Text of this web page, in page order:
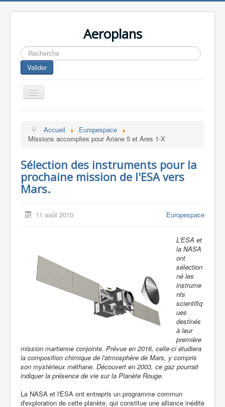
Aeroplans
Rechercher
Valider
Toggle
Navigation
Aviation Commerciale
Aviation Militaire
Europespace
Accueil
Europespace
Missions accomplies pour Ariane 5 et Ares 1-X
Sélection des instruments pour la
prochaine mission de l'ESA vers
Mars.
11 août 2010 Europespace
L'ESA et
la NASA
ont
sélection
né les
instrume
nts
scientifiq
ues
destinés
à leur
première
mission martienne conjointe. Prévue en 2016, celle-ci étudiera
la composition chimique de l'atmosphère de Mars, y compris
son mystérieux méthane. Découvert en 2003, ce gaz pourrait
indiquer la présence de vie sur la Planète Rouge.
La NASA et l'ESA ont entrepris un programme commun
d'exploration de cette planète, qui constitue une alliance inédite